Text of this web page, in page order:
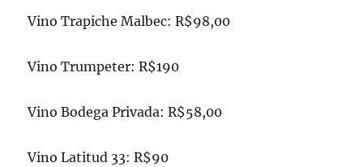
Vino Trapiche Malbec: R$98,00
Vino Trumpeter: R$190
Vino Bodega Privada: R$58,00
Vino Latitud 33: R$90